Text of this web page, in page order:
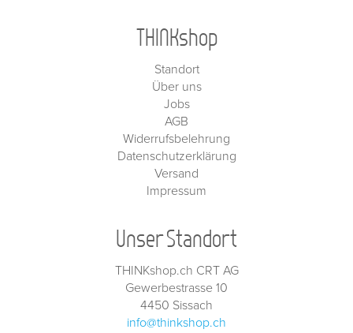
THINKshop
Standort
Über uns
Jobs
AGB
Widerrufsbelehrung
Datenschutzerklärung
Versand
Impressum
Unser Standort
THINKshop.ch CRT AG
Gewerbestrasse 10
4450 Sissach
info@thinkshop.ch